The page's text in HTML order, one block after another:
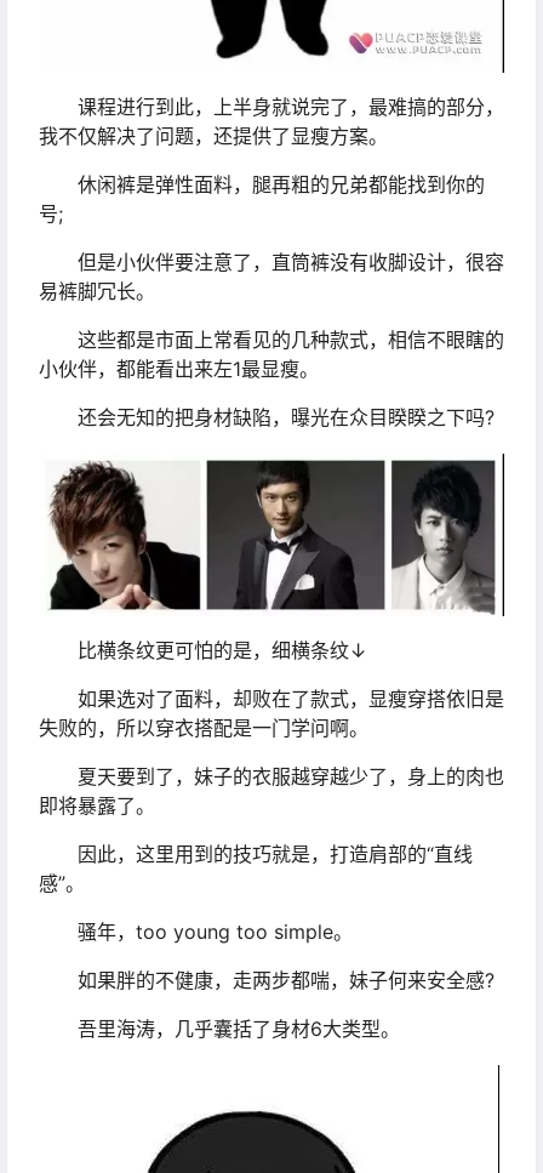
课程进行到此，上半身就说完了，最难搞的部分，
我不仅解决了问题，还提供了显瘦方案。
休闲裤是弹性面料，腿再粗的兄弟都能找到你的
号;
但是小伙伴要注意了，直筒裤没有收脚设计，很容
易裤脚冗长。
这些都是市面上常看见的几种款式，相信不眼瞎的
小伙伴，都能看出来左1最显瘦。
还会无知的把身材缺陷，曝光在众目睽睽之下吗?
比横条纹更可怕的是，细横条纹↓
如果选对了面料，却败在了款式，显瘦穿搭依旧是
失败的，所以穿衣搭配是一门学问啊。
夏天要到了，妹子的衣服越穿越少了，身上的肉也
即将暴露了。
因此，这里用到的技巧就是，打造肩部的“直线
感”。
骚年，too young too simple。
如果胖的不健康，走两步都喘，妹子何来安全感?
吾里海涛，几乎囊括了身材6大类型。